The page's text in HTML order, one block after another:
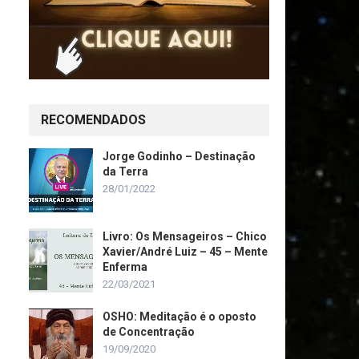
RECOMENDADOS
Jorge Godinho – Destinação
da Terra
28/01/2022
Livro: Os Mensageiros – Chico
Xavier/André Luiz – 45 – Mente
Enferma
22/03/2021
OSHO: Meditação é o oposto
de Concentração
19/09/2020